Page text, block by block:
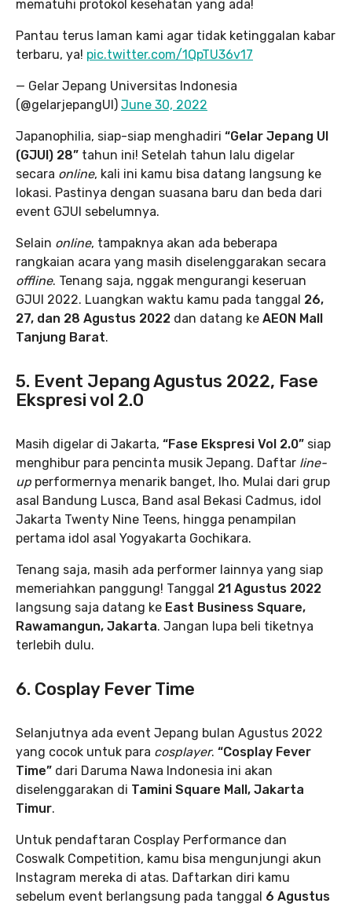
mematuhi protokol kesehatan yang ada!
Pantau terus laman kami agar tidak ketinggalan kabar
terbaru, ya! pic.twitter.com/1QpTU36v17
— Gelar Jepang Universitas Indonesia
(@gelarjepangUI) June 30, 2022
Japanophilia, siap-siap menghadiri “Gelar Jepang UI
(GJUI) 28” tahun ini! Setelah tahun lalu digelar
secara online, kali ini kamu bisa datang langsung ke
lokasi. Pastinya dengan suasana baru dan beda dari
event GJUI sebelumnya.
Selain online, tampaknya akan ada beberapa
rangkaian acara yang masih diselenggarakan secara
offline. Tenang saja, nggak mengurangi keseruan
GJUI 2022. Luangkan waktu kamu pada tanggal 26,
27, dan 28 Agustus 2022 dan datang ke AEON Mall
Tanjung Barat.
5. Event Jepang Agustus 2022, Fase
Ekspresi vol 2.0
Masih digelar di Jakarta, “Fase Ekspresi Vol 2.0” siap
menghibur para pencinta musik Jepang. Daftar line-
up performernya menarik banget, lho. Mulai dari grup
asal Bandung Lusca, Band asal Bekasi Cadmus, idol
Jakarta Twenty Nine Teens, hingga penampilan
pertama idol asal Yogyakarta Gochikara.
Tenang saja, masih ada performer lainnya yang siap
memeriahkan panggung! Tanggal 21 Agustus 2022
langsung saja datang ke East Business Square,
Rawamangun, Jakarta. Jangan lupa beli tiketnya
terlebih dulu.
6. Cosplay Fever Time
Selanjutnya ada event Jepang bulan Agustus 2022
yang cocok untuk para cosplayer. “Cosplay Fever
Time” dari Daruma Nawa Indonesia ini akan
diselenggarakan di Tamini Square Mall, Jakarta
Timur.
Untuk pendaftaran Cosplay Performance dan
Coswalk Competition, kamu bisa mengunjungi akun
Instagram mereka di atas. Daftarkan diri kamu
sebelum event berlangsung pada tanggal 6 Agustus